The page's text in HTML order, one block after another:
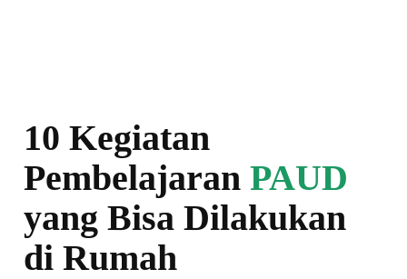
10 Kegiatan
PembelajaranPAUD
yang Bisa Dilakukan
di Rumah